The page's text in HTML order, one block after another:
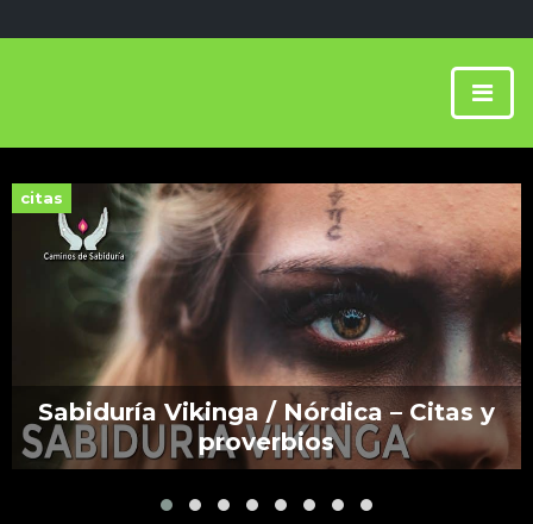
citas
Sabiduría Vikinga / Nórdica – Citas y
proverbios